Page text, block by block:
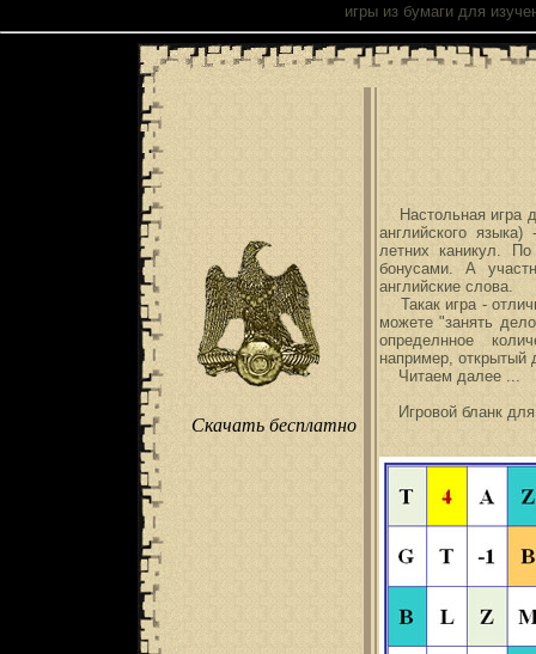
игры из бумагидля
Скачать бесплатно
Настольная игра
английского
летних каникул.
бонусами. А
английские слова.
Такак игра -
можете "занять
определнное
например, открытый
Читаем далее ...
Игровой бланк для